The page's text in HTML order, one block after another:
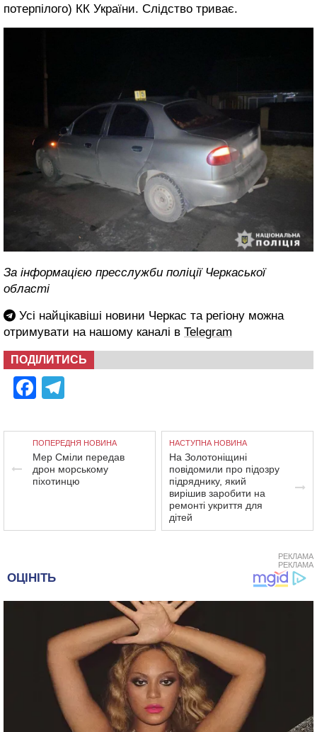
потерпілого) КК України. Слідство триває.
За інформацією пресслужби поліції Черкаської
області
Усі найцікавіші новини Черкас та регіону можна
отримувати на нашому каналі в Telegram
ПОДІЛИТИСЬ
Facebook
ПОПЕРЕДНЯ НОВИНА
Мер Сміли передав
дрон морському
піхотинцю
НАСТУПНА НОВИНА
На Золотоніщині
повідомили про підозру
підряднику, який
вирішив заробити на
ремонті укриття для
дітей
РЕКЛАМА
РЕКЛАМА